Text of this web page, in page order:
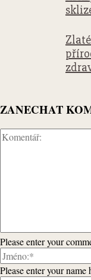
ZANECHAT
Please enter your
Please enter your name